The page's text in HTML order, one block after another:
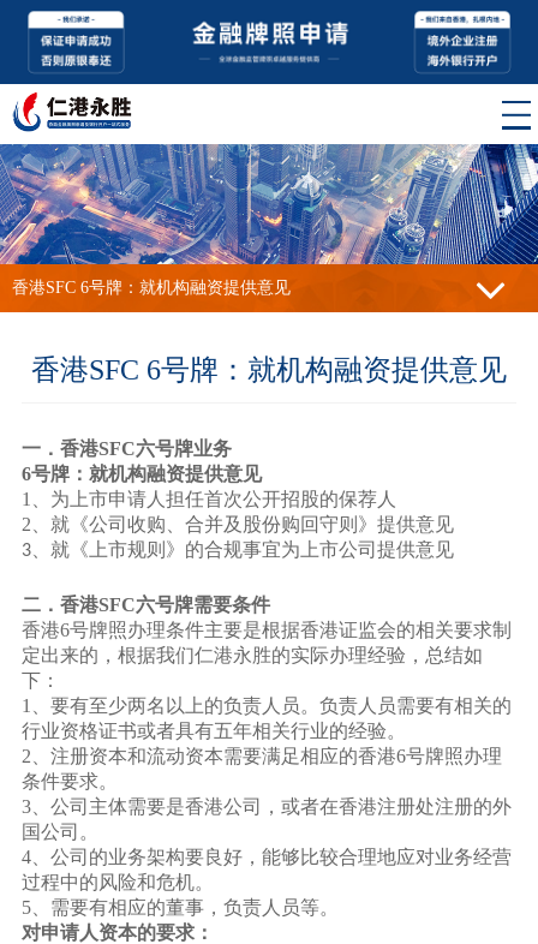
香港SFC 6号牌：就机构融资提供意见
香港SFC 6号牌：就机构融资提供意见
一．香港SFC六号牌业务
6号牌：就机构融资提供意见
1、为上市申请人担任首次公开招股的保荐人
2、就《公司收购、合并及股份购回守则》提供意见
3、就《上市规则》的合规事宜为上市公司提供意见
二．香港SFC六号牌需要条件
香港6号牌照办理条件主要是根据香港证监会的相关要求制
定出来的，根据我们仁港永胜的实际办理经验，总结如
下：
1、要有至少两名以上的负责人员。负责人员需要有相关的
行业资格证书或者具有五年相关行业的经验。
2、注册资本和流动资本需要满足相应的香港6号牌照办理
条件要求。
3、公司主体需要是香港公司，或者在香港注册处注册的外
国公司。
4、公司的业务架构要良好，能够比较合理地应对业务经营
过程中的风险和危机。
5、需要有相应的董事，负责人员等。
对申请人资本的要求：